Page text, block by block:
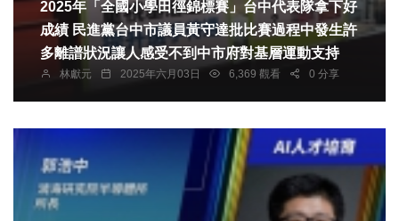
2025年「全國小學田徑錦標賽」台中代表隊拿下好
成績 民進黨台中市議員黃守達批比賽過程中發生許
多離譜狀況讓人感受不到中市府對基層運動支持
林獻元 2025年六月03日 6,369 觀看 0 分享